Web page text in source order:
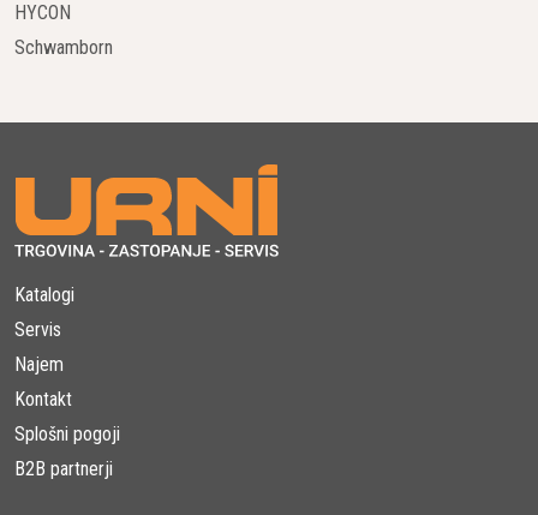
so zasnovani za zagotavljanje stabilne in zanesljive energije za
vaše betonske vibratorje, ne glede na lokacijo ali specifične
Učinkovitost in Kakovost
Z uporabo Husqvarna AME 1600 komplet betonskih vibratorjev
konstrukcij. Učinkovito vibriranje odstrani zračne mehurčke in
zagotavlja, da je beton pravilno zgneten in kompakten, kar
izboljša njegovo trdnost in vzdržljivost.
Prilagodljivost
Z različnimi vrstami vibratorjev in frekvenčnimi pretvorniki,
HYCON
Schwamborn
Katalogi
Servis
Najem
Kontakt
Splošni pogoji
B2B partnerji